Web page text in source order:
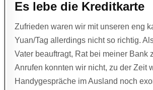
Es lebe die Kreditkarte
Zufrieden waren wir mit unseren eng
Yuan/Tag allerdings nicht so richtig.
Vater beauftragt, Rat bei meiner Bank
Anrufen konnten wir nicht, zu der Zeit
Handygespräche im Ausland noch